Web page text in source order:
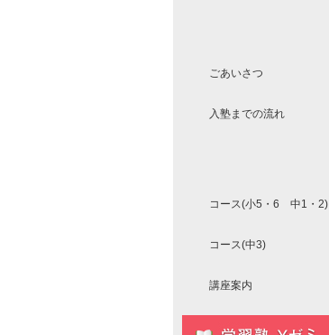
ごあいさつ
入塾までの流れ
コース(小5・6 中1・2)
コース(中3)
講座案内